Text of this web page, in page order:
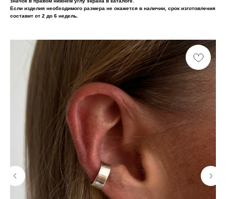
Если изделия необходимого размера не окажется в наличии, срок изготовления
составит от 2 до 6 недель.